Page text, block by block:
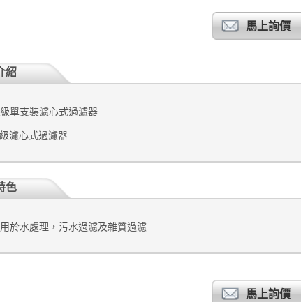
馬上詢價
紹
單支裝濾心式過濾器
濾心式過濾器
色
於水處理，污水過濾及雜質過濾
馬上詢價